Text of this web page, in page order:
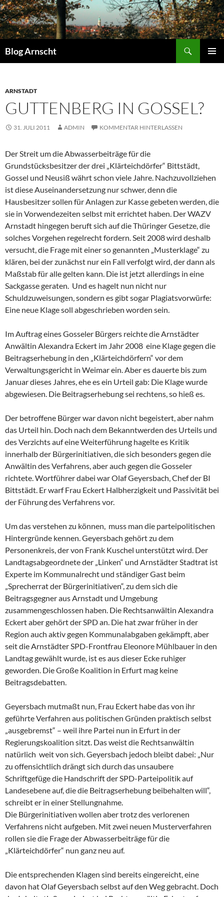
Zum
Inhalt
springen
Blog Arnscht
ARNSTADT
GUTTENBERG IN GOSSEL?
31. JULI 2011 ADMIN KOMMENTAR HINTERLASSEN
Der Streit um die Abwasserbeiträge für die
Grundstücksbesitzer der drei „Klärteichdörfer“ Bittstädt,
Gossel und Neusiß währt schon viele Jahre. Nachzuvollziehen
ist diese Auseinandersetzung nur schwer, denn die
Hausbesitzer sollen für Anlagen zur Kasse gebeten werden, die
sie in Vorwendezeiten selbst mit errichtet haben. Der WAZV
Arnstadt hingegen beruft sich auf die Thüringer Gesetze, die
solches Vorgehen regelrecht fordern. Seit 2008 wird deshalb
versucht, die Frage mit einer so genannten „Musterklage“ zu
klären, bei der zunächst nur ein Fall verfolgt wird, der dann als
Maßstab für alle gelten kann. Die ist jetzt allerdings in eine
Sackgasse geraten. Und es hagelt nun nicht nur
Schuldzuweisungen, sondern es gibt sogar Plagiatsvorwürfe:
Eine neue Klage soll abgeschrieben worden sein.
Im Auftrag eines Gosseler Bürgers reichte die Arnstädter
Anwältin Alexandra Eckert im Jahr 2008 eine Klage gegen die
Beitragserhebung in den „Klärteichdörfern“ vor dem
Verwaltungsgericht in Weimar ein. Aber es dauerte bis zum
Januar dieses Jahres, ehe es ein Urteil gab: Die Klage wurde
abgewiesen. Die Beitragserhebung sei rechtens, so hieß es.
Der betroffene Bürger war davon nicht begeistert, aber nahm
das Urteil hin. Doch nach dem Bekanntwerden des Urteils und
des Verzichts auf eine Weiterführung hagelte es Kritik
innerhalb der Bürgerinitiativen, die sich besonders gegen die
Anwältin des Verfahrens, aber auch gegen die Gosseler
richtete. Wortführer dabei war Olaf Geyersbach, Chef der BI
Bittstädt. Er warf Frau Eckert Halbherzigkeit und Passivität bei
der Führung des Verfahrens vor.
Um das verstehen zu können, muss man die parteipolitischen
Hintergründe kennen. Geyersbach gehört zu dem
Personenkreis, der von Frank Kuschel unterstützt wird. Der
Landtagsabgeordnete der „Linken“ und Arnstädter Stadtrat ist
Experte im Kommunalrecht und ständiger Gast beim
„Sprecherrat der Bürgerinitiativen“, zu dem sich die
Beitragsgegner aus Arnstadt und Umgebung
zusammengeschlossen haben. Die Rechtsanwältin Alexandra
Eckert aber gehört der SPD an. Die hat zwar früher in der
Region auch aktiv gegen Kommunalabgaben gekämpft, aber
seit die Arnstädter SPD-Frontfrau Eleonore Mühlbauer in den
Landtag gewählt wurde, ist es aus dieser Ecke ruhiger
geworden. Die Große Koalition in Erfurt mag keine
Beitragsdebatten.
Geyersbach mutmaßt nun, Frau Eckert habe das von ihr
geführte Verfahren aus politischen Gründen praktisch selbst
„ausgebremst“ – weil ihre Partei nun in Erfurt in der
Regierungskoalition sitzt. Das weist die Rechtsanwältin
natürlich weit von sich. Geyersbach jedoch bleibt dabei: „Nur
zu offensichtlich drängt sich durch das unsaubere
Schriftgefüge die Handschrift der SPD-Parteipolitik auf
Landesebene auf, die die Beitragserhebung beibehalten will“,
schreibt er in einer Stellungnahme.
Die Bürgerinitiativen wollen aber trotz des verlorenen
Verfahrens nicht aufgeben. Mit zwei neuen Musterverfahren
rollen sie die Frage der Abwasserbeiträge für die
„Klärteichdörfer“ nun ganz neu auf.
Die entsprechenden Klagen sind bereits eingereicht, eine
davon hat Olaf Geyersbach selbst auf den Weg gebracht. Doch